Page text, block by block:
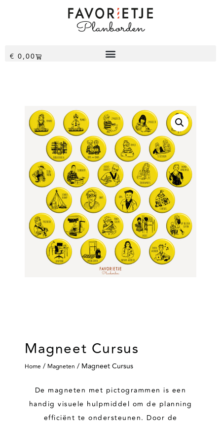
€ 0,00
Magneet Cursus
Home / Magneten / Magneet Cursus
De magneten met pictogrammen is een
handig visuele hulpmiddel om de planning
efficiënt te ondersteunen. Door de